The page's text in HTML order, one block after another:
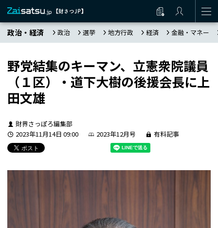
政治・経済 政治 選挙 地方行政 経済 金融・マネー
野党結集のキーマン、立憲衆院議員
（１区）・道下大樹の後援会長に上
田文雄
財界さっぽろ編集部
2023年11月14日 09:00
2023年12月号 有料記事